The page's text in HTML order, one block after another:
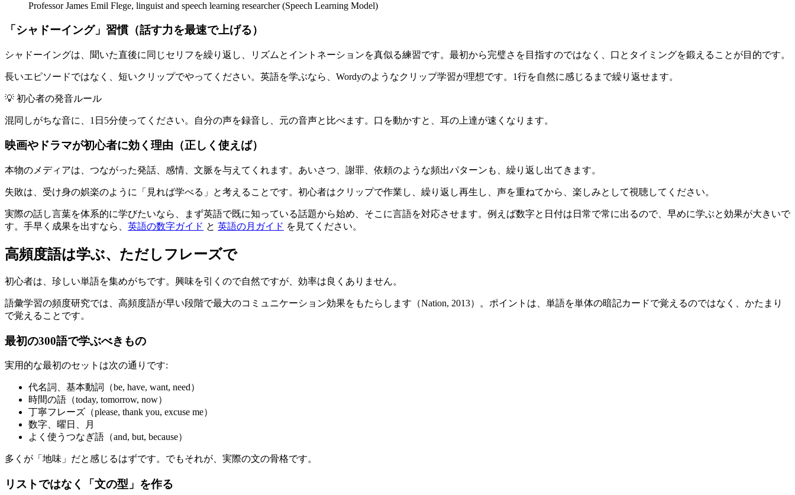
Professor James Emil Flege, linguist and speech learning researcher (Speech Learning Model)
「シャドーイング」習慣（話す力を最速で上げる）
シャドーイングは、聞いた直後に同じセリフを繰り返し、リズムとイントネーションを真似る練習です。最初から完璧さを目指すのではなく、口とタイミングを鍛えることが目的です。
長いエピソードではなく、短いクリップでやってください。英語を学ぶなら、Wordyのようなクリップ学習が理想です。1行を自然に感じるまで繰り返せます。
💡 初心者の発音ルール
混同しがちな音に、1日5分使ってください。自分の声を録音し、元の音声と比べます。口を動かすと、耳の上達が速くなります。
映画やドラマが初心者に効く理由（正しく使えば）
本物のメディアは、つながった発話、感情、文脈を与えてくれます。あいさつ、謝罪、依頼のような頻出パターンも、繰り返し出てきます。
失敗は、受け身の娯楽のように「見れば学べる」と考えることです。初心者はクリップで作業し、繰り返し再生し、声を重ねてから、楽しみとして視聴してください。
実際の話し言葉を体系的に学びたいなら、まず英語で既に知っている話題から始め、そこに言語を対応させます。例えば数字と日付は日常で常に出るので、早めに学ぶと効果が大きいで
す。手早く成果を出すなら、 英語の数字ガイド と 英語の月ガイド を見てください。
高頻度語は学ぶ、ただしフレーズで
初心者は、珍しい単語を集めがちです。興味を引くので自然ですが、効率は良くありません。
語彙学習の頻度研究では、高頻度語が早い段階で最大のコミュニケーション効果をもたらします（Nation, 2013）。ポイントは、単語を単体の暗記カードで覚えるのではなく、かたまり
で覚えることです。
最初の300語で学ぶべきもの
実用的な最初のセットは次の通りです:
代名詞、基本動詞（be, have, want, need）
時間の語（today, tomorrow, now）
丁寧フレーズ（please, thank you, excuse me）
数字、曜日、月
よく使うつなぎ語（and, but, because）
多くが「地味」だと感じるはずです。でもそれが、実際の文の骨格です。
リストではなく「文の型」を作る